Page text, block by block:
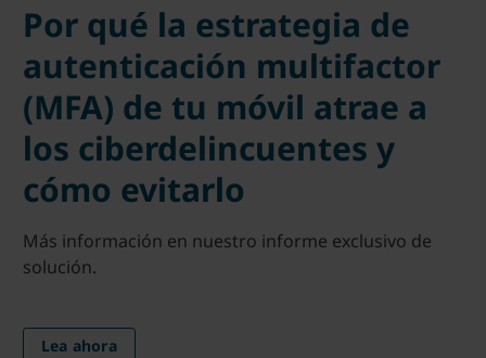
Por qué la estrategia de
autenticación multifactor
(MFA) de tu móvil atrae a
los ciberdelincuentes y
cómo evitarlo
Más información en nuestro informe exclusivo de
solución.
Lea ahora